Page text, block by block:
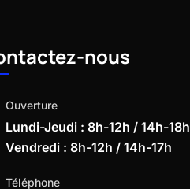
nous
Ouverture
Lundi-Jeudi : 8h-12h / 14h-18h
Vendredi : 8h-12h / 14h-17h
Téléphone